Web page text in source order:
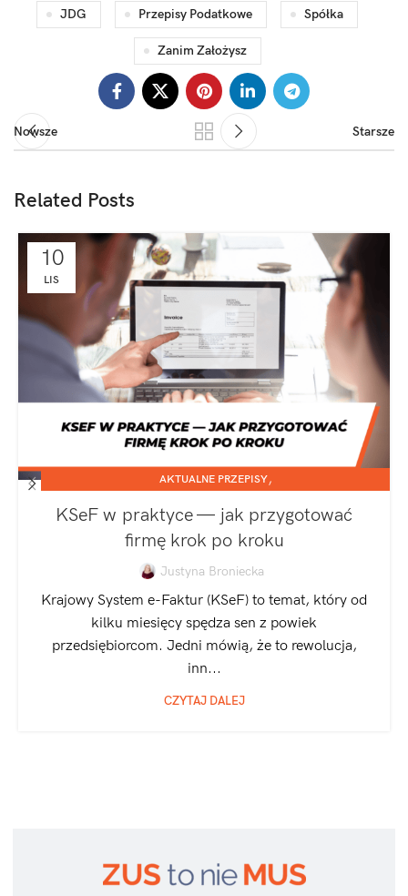
JDG Przepisy Podatkowe Spółka
Zanim Założysz
Nowsze Starsze
Related Posts
10
LIS
AKTUALNE PRZEPISY,
SPÓŁKA Z O.O.
KSeF w praktyce — jak przygotować
firmę krok po kroku
Justyna Broniecka
Krajowy System e-Faktur (KSeF) to temat, który od
kilku miesięcy spędza sen z powiek
przedsiębiorcom. Jedni mówią, że to rewolucja,
inn...
CZYTAJ DALEJ